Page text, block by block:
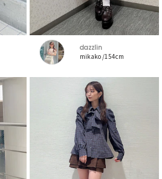
dazzlin
mikako /154cm